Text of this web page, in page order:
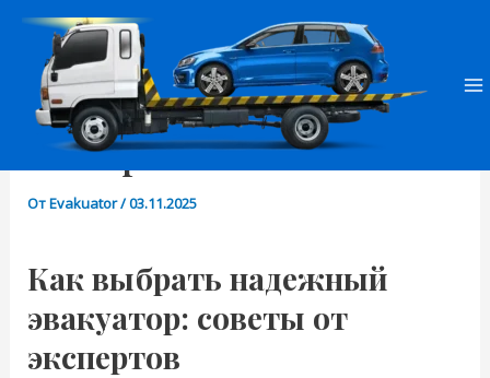
Перейти
содержимому
Как выбрать надежный
эвакуатор: советы от
экспертов
ОтEvakuator/03.11.2025
Как выбрать надежный
эвакуатор: советы от
экспертов
Навигация
записям